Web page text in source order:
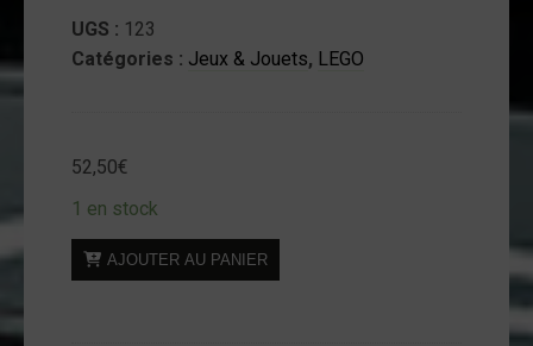
UGS : 123
Catégories : Jeux & Jouets, LEGO
52,50€
1 en stock
quantité
de
AJOUTER AU PANIER